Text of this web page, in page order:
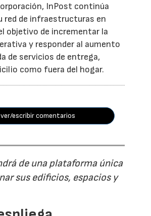
InPost continúa
red de infraestructuras en
objetivo de incrementar la
y responder al aumento
de servicios de entrega,
como fuera del hogar.
ver/escribir comentarios
de una plataforma única
sus edificios, espacios y